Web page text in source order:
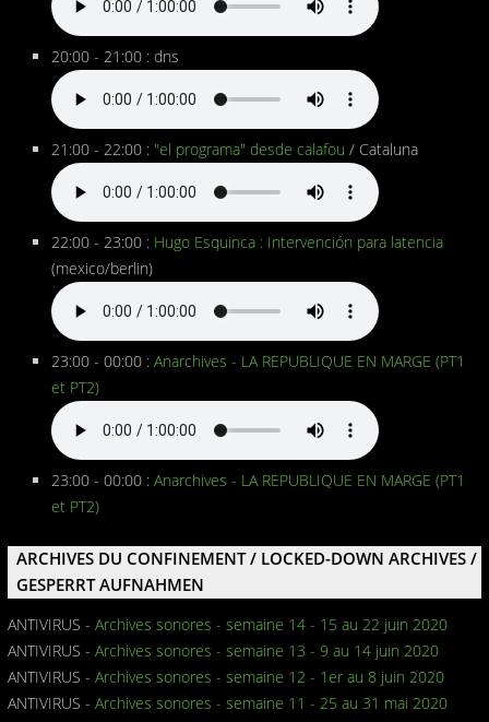
20:00 - 21:00 : dns
21:00 - 22:00 : "el programa" desde calafou / Cataluna
22:00 - 23:00 : Hugo Esquinca : Intervención para latencia
(mexico/berlin)
23:00 - 00:00 : Anarchives - LA REPUBLIQUE EN MARGE (PT1
et PT2)
23:00 - 00:00 : Anarchives - LA REPUBLIQUE EN MARGE (PT1
et PT2)
ARCHIVES DU CONFINEMENT / LOCKED-DOWN ARCHIVES /
GESPERRT AUFNAHMEN
ANTIVIRUS - Archives sonores - semaine 14 - 15 au 22 juin 2020
ANTIVIRUS - Archives sonores - semaine 13 - 9 au 14 juin 2020
ANTIVIRUS - Archives sonores - semaine 12 - 1er au 8 juin 2020
ANTIVIRUS - Archives sonores - semaine 11 - 25 au 31 mai 2020